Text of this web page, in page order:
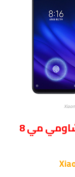
مواصفات جوال/موبايل هاتف شاومي مي 8